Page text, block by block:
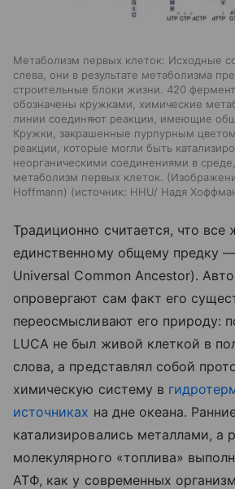
Метаболизм первых клеток: Исходные
слева, они в результате метаболизма
строительные блоки жизни. 420
обозначены кружками, химические
линии соединяют реакции, имеющие
Кружки, закрашенные пурпурным
реакции, которые могли быть
неорганическими соединениями в
метаболизм первых клеток.
Hoffmann)
источник: HHU/ Надя
Традиционно считается, что все
единственному общему предку
Universal Common Ancestor).
опровергают сам факт его
переосмысливают его природу:
LUCA не был живой клеткой в
слова, а представлял собой
химическую систему в
источниках на дне океана.
катализировались металлами, а
молекулярного «топлива»
АТФ, как у современных